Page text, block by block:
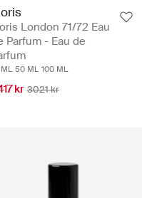
London 71/72 Eau
Parfum - Eau de
50 ML 100 ML
kr 3021 kr